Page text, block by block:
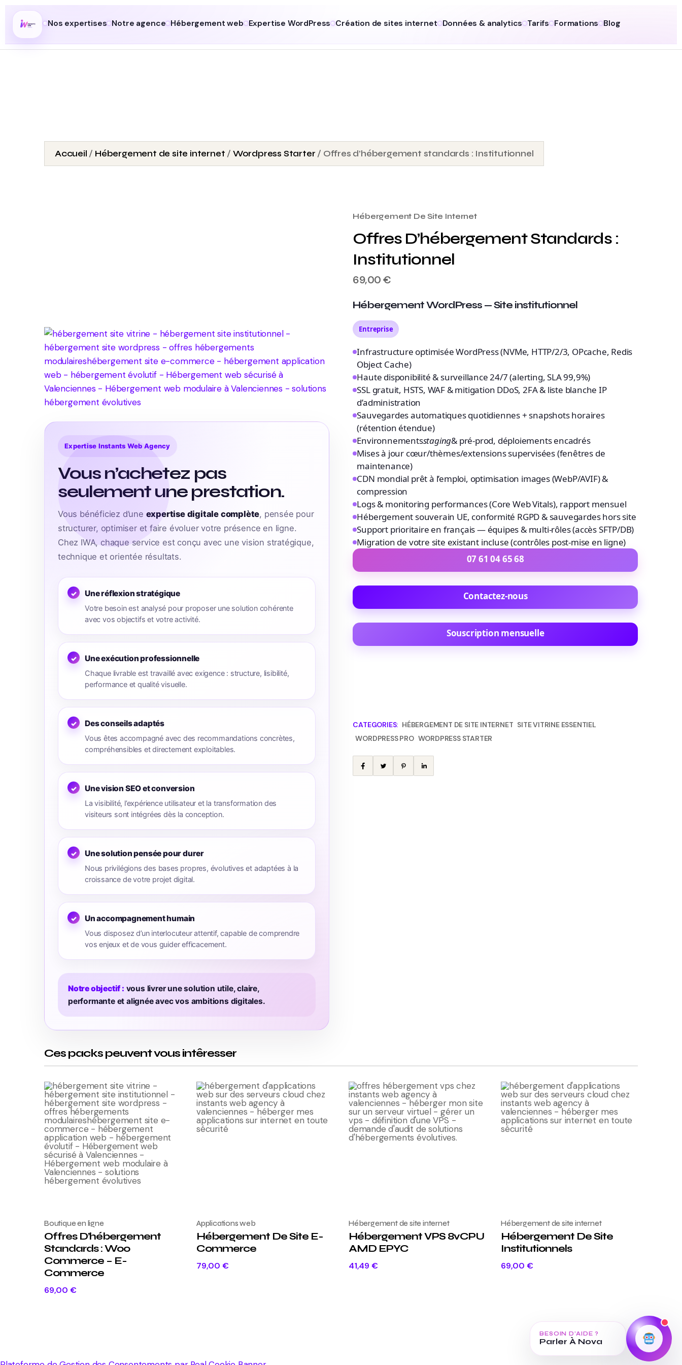
Nos expertises Notre agence Hébergement web Expertise WordPress Création de sites internet Données & analytics Tarifs Formations Blog
Accueil / Hébergement de site internet / Wordpress Starter / Offres d’hébergement standards : Institutionnel
Expertise Instants Web Agency
Vous n’achetez pas
seulement une prestation.
Vous bénéficiez d’une expertise digitale complète, pensée pour
structurer, optimiser et faire évoluer votre présence en ligne.
Chez IWA, chaque service est conçu avec une vision stratégique,
technique et orientée résultats.
Une réflexion stratégique
Votre besoin est analysé pour proposer une solution cohérente
avec vos objectifs et votre activité.
Une exécution professionnelle
Chaque livrable est travaillé avec exigence : structure, lisibilité,
performance et qualité visuelle.
Des conseils adaptés
Vous êtes accompagné avec des recommandations concrètes,
compréhensibles et directement exploitables.
Une vision SEO et conversion
La visibilité, l’expérience utilisateur et la transformation des
visiteurs sont intégrées dès la conception.
Une solution pensée pour durer
Nous privilégions des bases propres, évolutives et adaptées à la
croissance de votre projet digital.
Un accompagnement humain
Vous disposez d’un interlocuteur attentif, capable de comprendre
vos enjeux et de vous guider efficacement.
Notre objectif : vous livrer une solution utile, claire,
performante et alignée avec vos ambitions digitales.
Hébergement De Site Internet
Offres D’hébergement Standards :
Institutionnel
69,00€
Hébergement WordPress — Site institutionnel
Entreprise
Infrastructure optimisée WordPress (NVMe, HTTP/2/3, OPcache, Redis
Object Cache)
Haute disponibilité & surveillance 24/7 (alerting, SLA 99,9%)
SSL gratuit, HSTS, WAF & mitigation DDoS, 2FA & liste blanche IP
d’administration
Sauvegardes automatiques quotidiennes + snapshots horaires
(rétention étendue)
Environnementsstaging& pré-prod, déploiements encadrés
Mises à jour cœur/thèmes/extensions supervisées (fenêtres de
maintenance)
CDN mondial prêt à l’emploi, optimisation images (WebP/AVIF) &
compression
Logs & monitoring performances (Core Web Vitals), rapport mensuel
Hébergement souverain UE, conformité RGPD & sauvegardes hors site
Support prioritaire en français — équipes & multi-rôles (accès SFTP/DB)
Migration de votre site existant incluse (contrôles post-mise en ligne)
07 61 04 65 68
Contactez-nous
Souscription mensuelle
CATEGORIES: HÉBERGEMENT DE SITE INTERNET SITE VITRINE ESSENTIEL
WORDPRESS PRO WORDPRESS STARTER
Ces packs peuvent vous intêresser
Boutique en ligne
Offres D’hébergement
Standards : Woo
Commerce – E-
Commerce
69,00 €
Applications web
Hébergement De Site E-
Commerce
79,00 €
Hébergement de site internet
Hébergement VPS 8vCPU
AMD EPYC
41,49 €
Hébergement de site internet
Hébergement De Site
Institutionnels
69,00 €
BESOIN D’AIDE ?
Parler À Nova